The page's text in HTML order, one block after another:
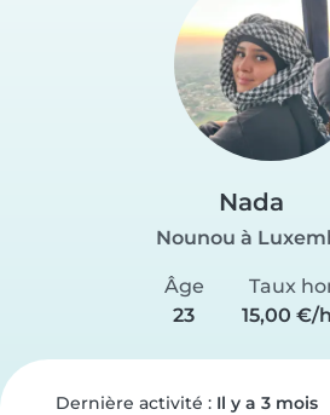
Nada
Nounou à
Âge
23
Taux
15,00 €/
Dernière activité : Il y a 3 mois